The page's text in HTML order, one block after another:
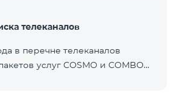
компании. В настоящее время
услуг неизвестны.
мере изменения ситуации.
телеканалов
в перечне телеканалов
услуг COSMO и COMBO